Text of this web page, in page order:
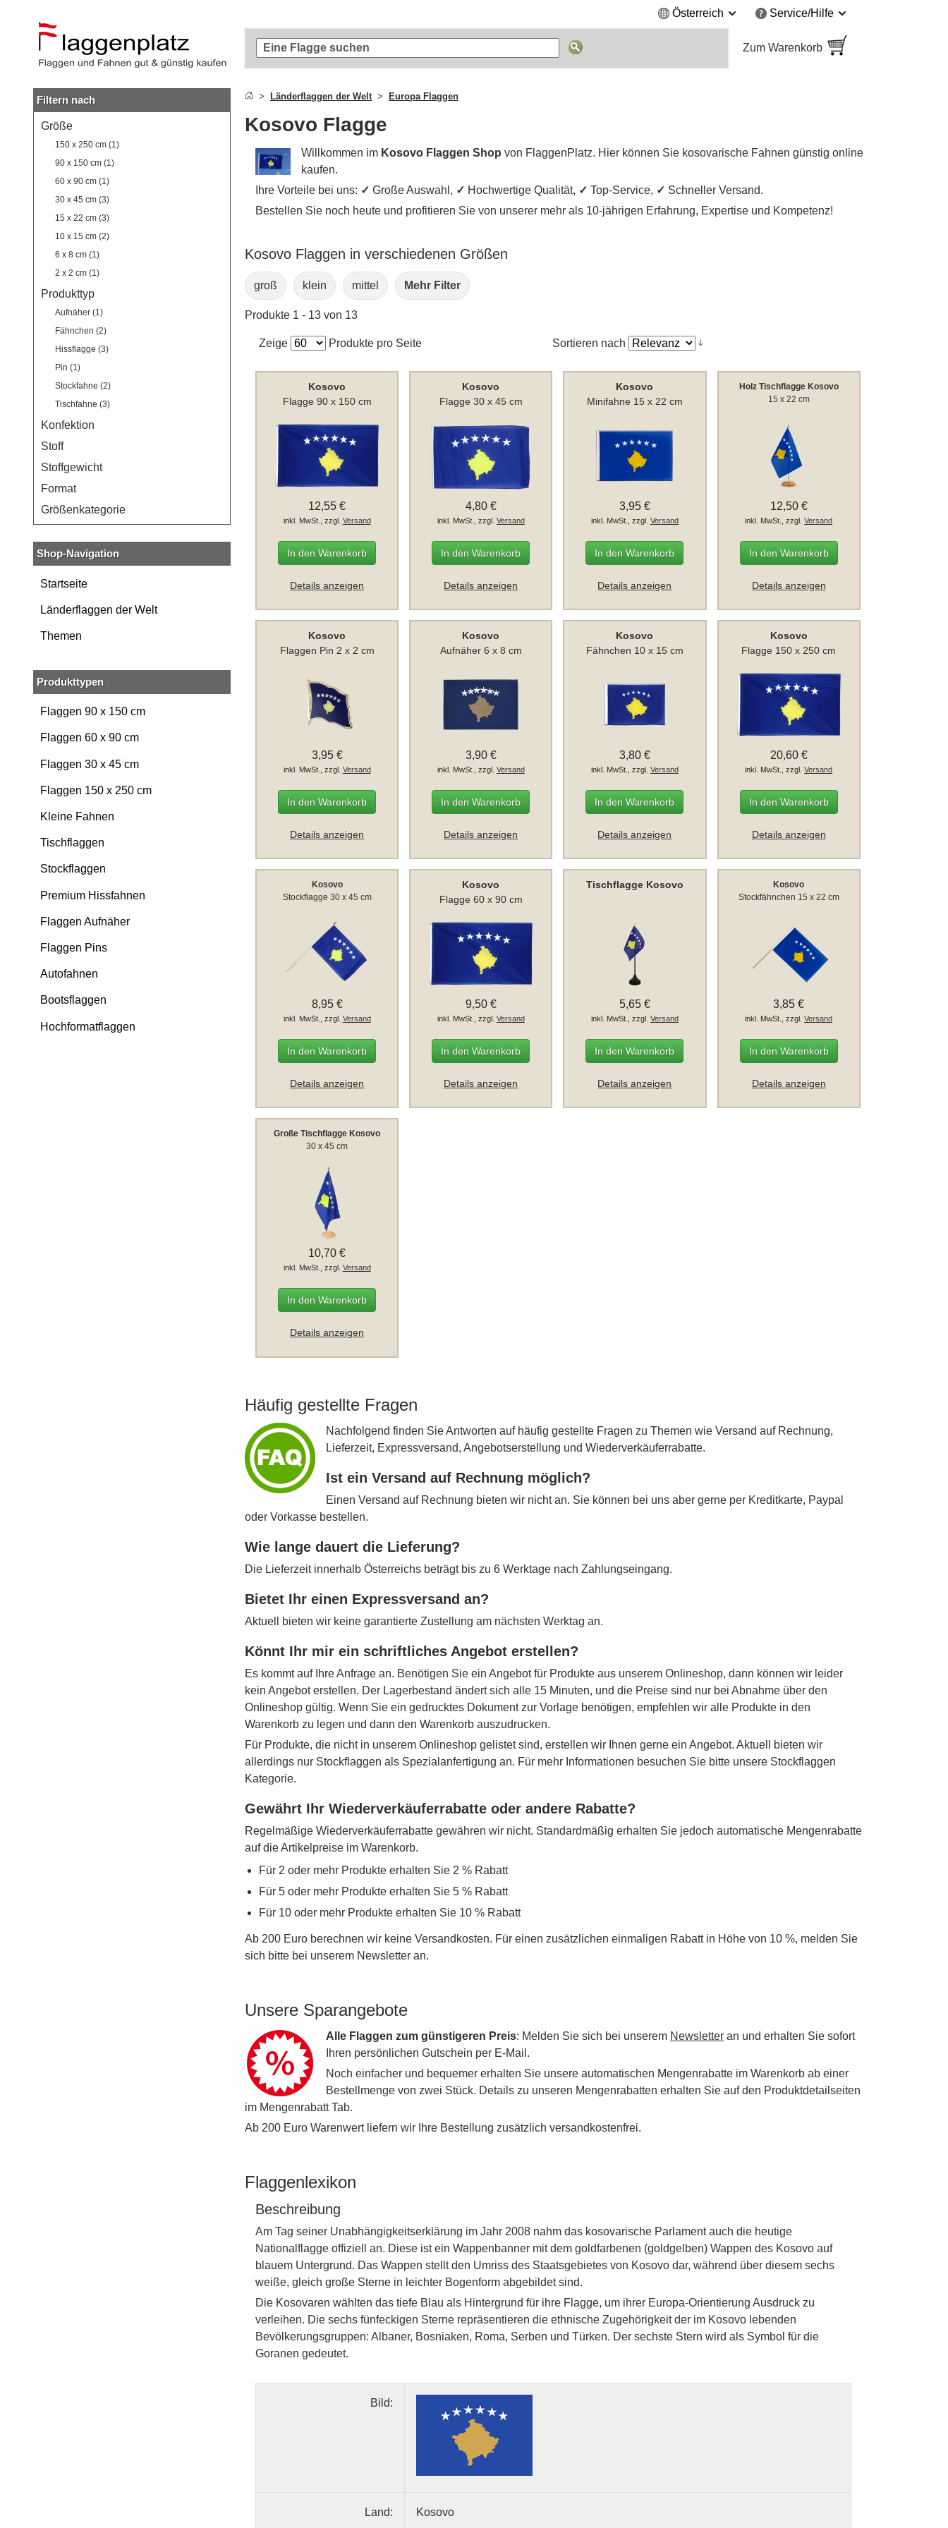
Hauptinhalt
springen
Suche
Zur
Navigation
springen
Österreich Service/Hilfe
Zum Warenkorb
Filtern nach
Größe
150 x 250 cm (1)
90 x 150 cm (1)
60 x 90 cm (1)
30 x 45 cm (3)
15 x 22 cm (3)
10 x 15 cm (2)
6 x 8 cm (1)
2 x 2 cm (1)
Produkttyp
Aufnäher (1)
Fähnchen (2)
Hissflagge (3)
Pin (1)
Stockfahne (2)
Tischfahne (3)
Konfektion
Stoff
Stoffgewicht
Format
Größenkategorie
Shop-Navigation
Startseite
Länderflaggen der Welt
Themen
Produkttypen
Flaggen 90 x 150 cm
Flaggen 60 x 90 cm
Flaggen 30 x 45 cm
Flaggen 150 x 250 cm
Kleine Fahnen
Tischflaggen
Stockflaggen
Premium Hissfahnen
Flaggen Aufnäher
Flaggen Pins
Autofahnen
Bootsflaggen
Hochformatflaggen
Länderflaggen der Welt Europa Flaggen
Kosovo Flagge
Willkommen im Kosovo Flaggen Shop von FlaggenPlatz. Hier können Sie kosovarische Fahnen günstig online
kaufen.
Ihre Vorteile bei uns: ✓ Große Auswahl, ✓ Hochwertige Qualität, ✓ Top-Service, ✓ Schneller Versand.
Bestellen Sie noch heute und profitieren Sie von unserer mehr als 10-jährigen Erfahrung, Expertise und Kompetenz!
Kosovo Flaggen in verschiedenen Größen
groß klein mittel Mehr Filter
Produkte 1 - 13 von 13
Zeige Produkte pro Seite Sortieren nach
Kosovo
Flagge 90 x 150 cm
12,55 €
inkl. MwSt., zzgl. Versand
In den Warenkorb
Details anzeigen
Kosovo
Flagge 30 x 45 cm
4,80 €
inkl. MwSt., zzgl. Versand
In den Warenkorb
Details anzeigen
Kosovo
Minifahne 15 x 22 cm
3,95 €
inkl. MwSt., zzgl. Versand
In den Warenkorb
Details anzeigen
Holz Tischflagge Kosovo
15 x 22 cm
12,50 €
inkl. MwSt., zzgl.Versand
In den Warenkorb
Details anzeigen
Kosovo
Flaggen Pin 2 x 2 cm
3,95 €
inkl. MwSt., zzgl. Versand
In den Warenkorb
Details anzeigen
Kosovo
Aufnäher 6 x 8 cm
3,90 €
inkl. MwSt., zzgl. Versand
In den Warenkorb
Details anzeigen
Kosovo
Fähnchen 10 x 15 cm
3,80 €
inkl. MwSt., zzgl. Versand
In den Warenkorb
Details anzeigen
Kosovo
Flagge 150 x 250 cm
20,60 €
inkl. MwSt., zzgl.Versand
In den Warenkorb
Details anzeigen
Kosovo
Stockflagge 30 x 45 cm
8,95 €
inkl. MwSt., zzgl. Versand
In den Warenkorb
Details anzeigen
Kosovo
Flagge 60 x 90 cm
9,50 €
inkl. MwSt., zzgl. Versand
In den Warenkorb
Details anzeigen
Tischflagge Kosovo
5,65 €
inkl. MwSt., zzgl. Versand
In den Warenkorb
Details anzeigen
Kosovo
Stockfähnchen 15 x 22 cm
3,85 €
inkl. MwSt., zzgl.Versand
In den Warenkorb
Details anzeigen
Große Tischflagge Kosovo
30 x 45 cm
10,70 €
inkl. MwSt., zzgl. Versand
In den Warenkorb
Details anzeigen
Häufig gestellte Fragen
Nachfolgend finden Sie Antworten auf häufig gestellte Fragen zu Themen wie Versand auf Rechnung,
Lieferzeit, Expressversand, Angebotserstellung und Wiederverkäuferrabatte.
Ist ein Versand auf Rechnung möglich?
Einen Versand auf Rechnung bieten wir nicht an. Sie können bei uns aber gerne per Kreditkarte, Paypal
oder Vorkasse bestellen.
Wie lange dauert die Lieferung?
Die Lieferzeit innerhalb Österreichs beträgt bis zu 6 Werktage nach Zahlungseingang.
Bietet Ihr einen Expressversand an?
Aktuell bieten wir keine garantierte Zustellung am nächsten Werktag an.
Könnt Ihr mir ein schriftliches Angebot erstellen?
Es kommt auf Ihre Anfrage an. Benötigen Sie ein Angebot für Produkte aus unserem Onlineshop, dann können wir leider
kein Angebot erstellen. Der Lagerbestand ändert sich alle 15 Minuten, und die Preise sind nur bei Abnahme über den
Onlineshop gültig. Wenn Sie ein gedrucktes Dokument zur Vorlage benötigen, empfehlen wir alle Produkte in den
Warenkorb zu legen und dann den Warenkorb auszudrucken.
Für Produkte, die nicht in unserem Onlineshop gelistet sind, erstellen wir Ihnen gerne ein Angebot. Aktuell bieten wir
allerdings nur Stockflaggen als Spezialanfertigung an. Für mehr Informationen besuchen Sie bitte unsere Stockflaggen
Kategorie.
Gewährt Ihr Wiederverkäuferrabatte oder andere Rabatte?
Regelmäßige Wiederverkäuferrabatte gewähren wir nicht. Standardmäßig erhalten Sie jedoch automatische Mengenrabatte
auf die Artikelpreise im Warenkorb.
Für 2 oder mehr Produkte erhalten Sie 2 % Rabatt
Für 5 oder mehr Produkte erhalten Sie 5 % Rabatt
Für 10 oder mehr Produkte erhalten Sie 10 % Rabatt
Ab 200 Euro berechnen wir keine Versandkosten. Für einen zusätzlichen einmaligen Rabatt in Höhe von 10 %, melden Sie
sich bitte bei unserem Newsletter an.
Unsere Sparangebote
Alle Flaggen zum günstigeren Preis: Melden Sie sich bei unserem Newsletter an und erhalten Sie sofort
Ihren persönlichen Gutschein per E-Mail.
Noch einfacher und bequemer erhalten Sie unsere automatischen Mengenrabatte im Warenkorb ab einer
Bestellmenge von zwei Stück. Details zu unseren Mengenrabatten erhalten Sie auf den Produktdetailseiten
im Mengenrabatt Tab.
Ab 200 Euro Warenwert liefern wir Ihre Bestellung zusätzlich versandkostenfrei.
Flaggenlexikon
Beschreibung
Am Tag seiner Unabhängigkeitserklärung im Jahr 2008 nahm das kosovarische Parlament auch die heutige
Nationalflagge offiziell an. Diese ist ein Wappenbanner mit dem goldfarbenen (goldgelben) Wappen des Kosovo auf
blauem Untergrund. Das Wappen stellt den Umriss des Staatsgebietes von Kosovo dar, während über diesem sechs
weiße, gleich große Sterne in leichter Bogenform abgebildet sind.
Die Kosovaren wählten das tiefe Blau als Hintergrund für ihre Flagge, um ihrer Europa-Orientierung Ausdruck zu
verleihen. Die sechs fünfeckigen Sterne repräsentieren die ethnische Zugehörigkeit der im Kosovo lebenden
Bevölkerungsgruppen: Albaner, Bosniaken, Roma, Serben und Türken. Der sechste Stern wird als Symbol für die
Goranen gedeutet.
Bild:
Land: Kosovo